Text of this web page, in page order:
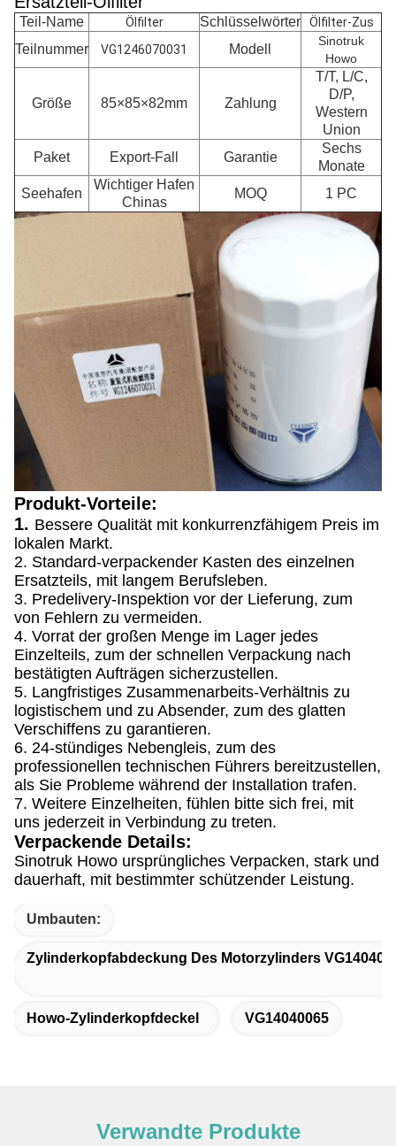
Teil-Name Ölfilter Schlüsselwörter Ölfilter-Zus
Teilnummer VG1246070031 Modell
Sinotruk
Howo
Größe 85×85×82mm Zahlung
T/T, L/C,
D/P,
Western
Union
Paket
Export-Fall Garantie
Sechs
Monate
Seehafen
Wichtiger Hafen
Chinas
MOQ 1 PC
Produkt-Vorteile:
1. Bessere Qualität mit konkurrenzfähigem Preis im
lokalen Markt.
2. Standard-verpackender Kasten des einzelnen
Ersatzteils, mit langem Berufsleben.
3. Predelivery-Inspektion vor der Lieferung, zum
von Fehlern zu vermeiden.
4. Vorrat der großen Menge im Lager jedes
Einzelteils, zum der schnellen Verpackung nach
bestätigten Aufträgen sicherzustellen.
5. Langfristiges Zusammenarbeits-Verhältnis zu
logistischem und zu Absender, zum des glatten
Verschiffens zu garantieren.
6. 24-stündiges Nebengleis, zum des
professionellen technischen Führers bereitzustellen,
als Sie Probleme während der Installation trafen.
7. Weitere Einzelheiten, fühlen bitte sich frei, mit
uns jederzeit in Verbindung zu treten.
Verpackende Details:
Sinotruk Howo ursprüngliches Verpacken, stark und
dauerhaft, mit bestimmter schützender Leistung.
Umbauten:
Zylinderkopfabdeckung Des Motorzylinders
Howo-Zylinderkopfdeckel VG14040065
Verwandte Produkte